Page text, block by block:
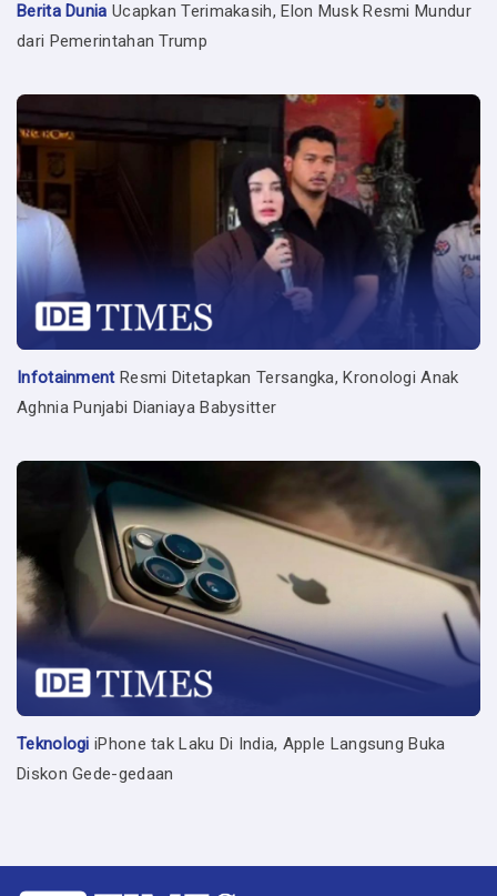
Berita Dunia Ucapkan Terimakasih, Elon Musk Resmi Mundur
dari Pemerintahan Trump
InfotainmentResmi Ditetapkan Tersangka, Kronologi Anak
Aghnia Punjabi Dianiaya Babysitter
Teknologi iPhone tak Laku Di India, Apple Langsung Buka
Diskon Gede-gedaan